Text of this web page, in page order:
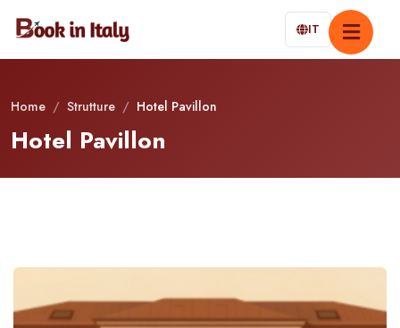
IT
Home / Strutture / Hotel Pavillon
Hotel Pavillon